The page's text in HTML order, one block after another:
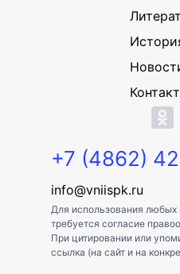
+7 (4862)
info@vniispk.ru
Для использования любых
требуется согласие
При цитировании или
ссылка (на сайт и на